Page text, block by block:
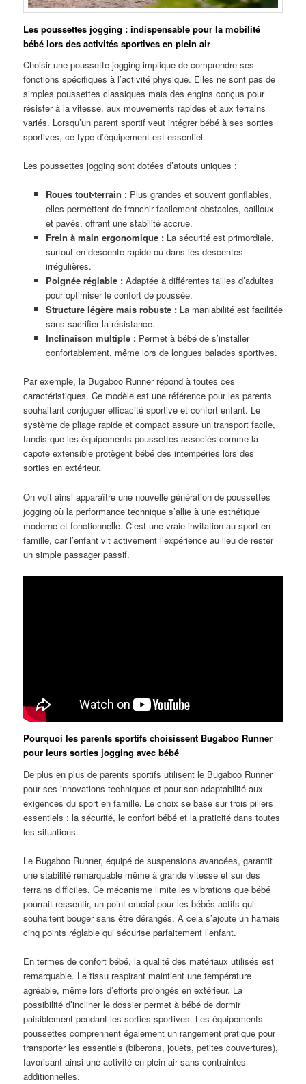
Les poussettes jogging : indispensable pour la mobilité
bébé lors des activités sportives en plein air
Choisir une poussette jogging implique de comprendre ses
fonctions spécifiques à l’activité physique. Elles ne sont pas de
simples poussettes classiques mais des engins conçus pour
résister à la vitesse, aux mouvements rapides et aux terrains
variés. Lorsqu’un parent sportif veut intégrer bébé à ses sorties
sportives, ce type d’équipement est essentiel.
Les poussettes jogging sont dotées d’atouts uniques :
Roues tout-terrain :Plus grandes et souvent gonflables,
elles permettent de franchir facilement obstacles, cailloux
et pavés, offrant une stabilité accrue.
Frein à main ergonomique :La sécurité est primordiale,
surtout en descente rapide ou dans les descentes
irrégulières.
Poignée réglable :Adaptée à différentes tailles d’adultes
pour optimiser le confort de poussée.
Structure légère mais robuste :La maniabilité est facilitée
sans sacrifier la résistance.
Inclinaison multiple :Permet à bébé de s’installer
confortablement, même lors de longues balades sportives.
Par exemple, la Bugaboo Runner répond à toutes ces
caractéristiques. Ce modèle est une référence pour les parents
souhaitant conjuguer efficacité sportive et confort enfant. Le
système de pliage rapide et compact assure un transport facile,
tandis que les équipements poussettes associés comme la
capote extensible protègent bébé des intempéries lors des
sorties en extérieur.
On voit ainsi apparaître une nouvelle génération de poussettes
jogging où la performance technique s’allie à une esthétique
moderne et fonctionnelle. C’est une vraie invitation au sport en
famille, car l’enfant vit activement l’expérience au lieu de rester
un simple passager passif.
Pourquoi les parents sportifs choisissent Bugaboo Runner
pour leurs sorties jogging avec bébé
De plus en plus de parents sportifs utilisent le Bugaboo Runner
pour ses innovations techniques et pour son adaptabilité aux
exigences du sport en famille. Le choix se base sur trois piliers
essentiels : la sécurité, le confort bébé et la praticité dans toutes
les situations.
Le Bugaboo Runner, équipé de suspensions avancées, garantit
une stabilité remarquable même à grande vitesse et sur des
terrains difficiles. Ce mécanisme limite les vibrations que bébé
pourrait ressentir, un point crucial pour les bébés actifs qui
souhaitent bouger sans être dérangés. A cela s’ajoute un harnais
cinq points réglable qui sécurise parfaitement l’enfant.
En termes de confort bébé, la qualité des matériaux utilisés est
remarquable. Le tissu respirant maintient une température
agréable, même lors d’efforts prolongés en extérieur. La
possibilité d’incliner le dossier permet à bébé de dormir
paisiblement pendant les sorties sportives. Les équipements
poussettes comprennent également un rangement pratique pour
transporter les essentiels (biberons, jouets, petites couvertures),
favorisant ainsi une activité en plein air sans contraintes
additionnelles.